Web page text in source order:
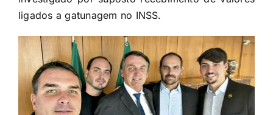
ligados a gatunagem no INSS.